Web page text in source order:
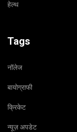
हेल्थ
Tags
नॉलेज
बायोग्राफी
क्रिकेट
न्यूज़ अपडेट